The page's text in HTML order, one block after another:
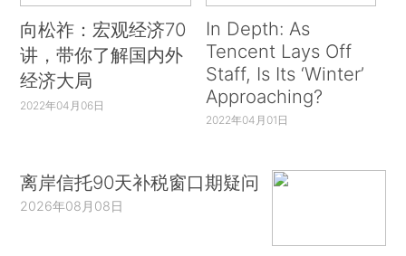
向松祚：宏观经济70
讲，带你了解国内外
经济大局
2022年04月06日
In Depth: As
Tencent Lays Off
Staff, Is Its ‘Winter’
Approaching?
2022年04月01日
离岸信托90天补税窗口期疑问
2026年08月08日